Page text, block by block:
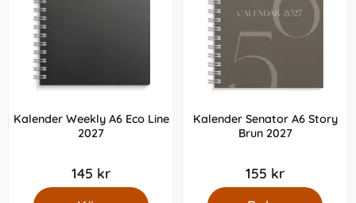
Kalender Weekly A6 Eco Line
2027
145 kr
Kalender Senator A6 Story
Brun 2027
155 kr